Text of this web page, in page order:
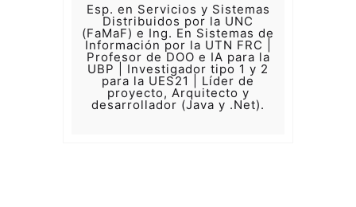
Esp. en Servicios y Sistemas
Distribuidos por la UNC
(FaMaF) e Ing. En Sistemas de
Información por la UTN FRC |
Profesor de DOO e IA para la
UBP | Investigador tipo 1 y 2
para la UES21 | Líder de
proyecto, Arquitecto y
desarrollador (Java y .Net).